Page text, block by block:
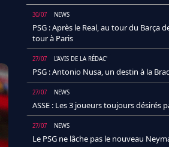
30/07 NEWS
PSG : Après le Real, au tour du Barça
tour à Paris
27/07 L'AVIS DE LA RÉDAC'
PSG : Antonio Nusa, un destin à la
27/07 NEWS
ASSE : Les 3 joueurs toujours désirés
27/07 NEWS
Le PSG ne lâche pas le nouveau